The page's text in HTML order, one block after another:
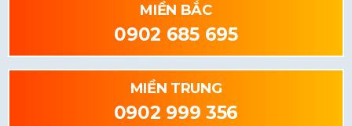
MIỀN BẮC
0902 685 695
MIỀN TRUNG
0902 999 356